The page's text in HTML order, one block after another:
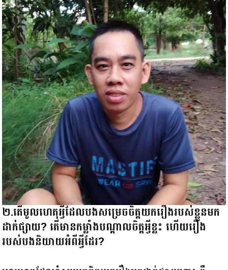
២.តើមូលហេតុអ្វីដែលបងសម្រេចចិត្តយករឿងរបស់ខ្លួនមក
ដាក់ផ្សាយ? តើមានកម្លាំងបណ្ដាលចិត្តអ្វីខ្លះ ហើយរឿង
របស់បងនិយាយអំពីអ្វីដែរ?